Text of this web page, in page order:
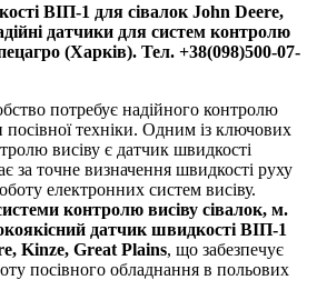
ВІП-1 для сівалок John Deere,
датчики для систем контролю
(Харків). Тел. +38(098)500-07-
потребує надійного контролю
посівної техніки. Одним із ключових
висіву є датчик швидкості
за точне визначення швидкості руху
електронних систем висіву.
контролю висіву сівалок, м.
датчик швидкості ВІП-1
Kinze, Great Plains, що забезпечує
посівного обладнання в польових